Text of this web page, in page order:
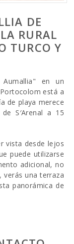
DE
RURAL
TURCO Y
en un
está a
de playa merece
S′Arenal a 15
vista desde lejos
puede utilizarse
adicional, no
verás una terraza
panorámica de
pueden
se puede